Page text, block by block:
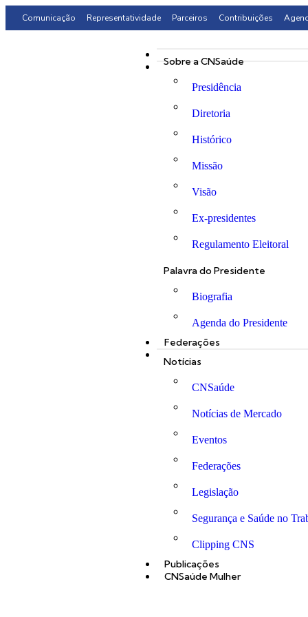
Comunicação Representatividade Parceiros Contribuições
Sobre a CNSaúde
Presidência
Diretoria
Histórico
Missão
Visão
Ex-presidentes
Regulamento Eleitoral
Palavra do Presidente
Biografia
Agenda do Presidente
Federações
Notícias
CNSaúde
Notícias de Mercado
Eventos
Federações
Legislação
Segurança e Saúde no
Clipping CNS
Publicações
CNSaúde Mulher